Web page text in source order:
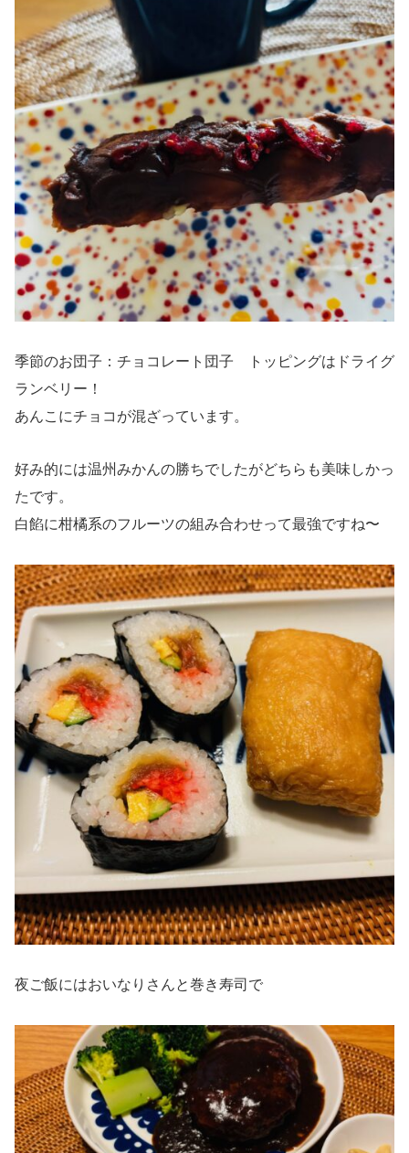
季節のお団子：チョコレート団子 トッピングはドライグ
ランベリー！
あんこにチョコが混ざっています。
好み的には温州みかんの勝ちでしたがどちらも美味しかっ
たです。
白餡に柑橘系のフルーツの組み合わせって最強ですね〜
夜ご飯にはおいなりさんと巻き寿司で